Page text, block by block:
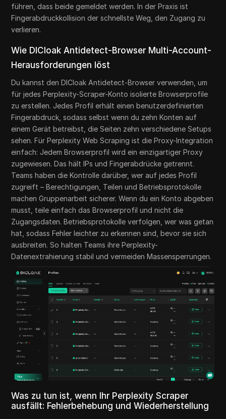
führen, dass beide gemeldet werden. In der Praxis ist
Fingerabdruckkollision der schnellste Weg, den Zugang zu
verlieren.
Wie DICloak Antidetect-Browser Multi-Account-
Herausforderungen löst
Du kannst den DICloak Antidetect-Browser verwenden, um
für jedes Perplexity-Scraper-Konto isolierte Browserprofile
zu erstellen. Jedes Profil erhält einen benutzerdefinierten
Fingerabdruck, sodass selbst wenn du zehn Konten auf
einem Gerät betreibst, die Seiten zehn verschiedene Setups
sehen. Für Perplexity Web Scraping ist die Proxy-Integration
einfach: Jedem Browserprofil wird ein einzigartiger Proxy
zugewiesen. Das hält IPs und Fingerabdrücke getrennt.
Teams haben die Kontrolle darüber, wer auf jedes Profil
zugreift – Berechtigungen, Teilen und Betriebsprotokolle
machen Gruppenarbeit sicherer. Wenn du ein Konto abgeben
musst, teile einfach das Browserprofil und nicht die
Zugangsdaten. Betriebsprotokolle verfolgen, wer was getan
hat, sodass Fehler leichter zu erkennen sind, bevor sie sich
ausbreiten. So halten Teams ihre Perplexity-
Datenextrahierung stabil und vermeiden Massensperrungen.
Was zu tun ist, wenn Ihr Perplexity Scraper
ausfällt: Fehlerbehebung und Wiederherstellung